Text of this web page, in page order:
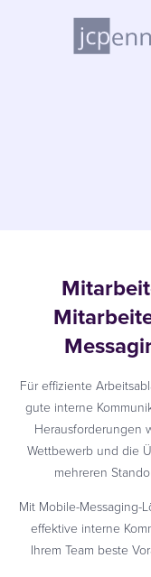
Für effiziente
gute interne
Herausforderungen
Wettbewerb und die
mehreren
Mit Mobile-Messaging-
effektive interne
Ihrem Team beste